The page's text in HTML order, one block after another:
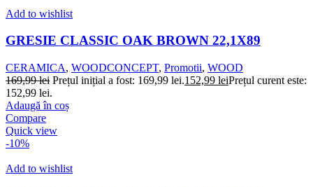
Add to wishlist
GRESIE CLASSIC OAK BROWN 22,1X89
CERAMICA, WOODCONCEPT, Promotii, WOOD
169,99lei Prețul inițial a fost: 169,99 lei.152,99 leiPrețul curent este:
152,99 lei.
Adaugă în coș
Compare
Quick view
-10%
Add to wishlist